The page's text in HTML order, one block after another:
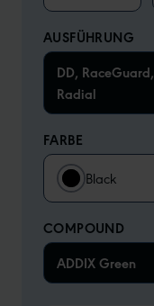
AUSFÜHRUNG
DD, RaceGuard,
Radial
FARBE
Black
COMPOUND
ADDIX Green